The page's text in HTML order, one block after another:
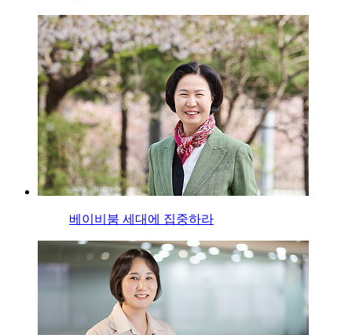
베이비붐 세대에 집중하라